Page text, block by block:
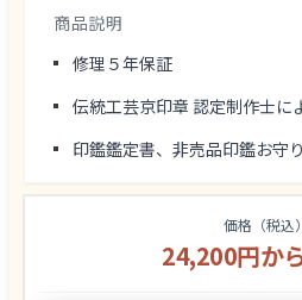
商品説明
修理５年保証
伝統工芸京印章 認定制作士に
印鑑鑑定書、非売品印鑑お守
価格（税込）
24,200円か